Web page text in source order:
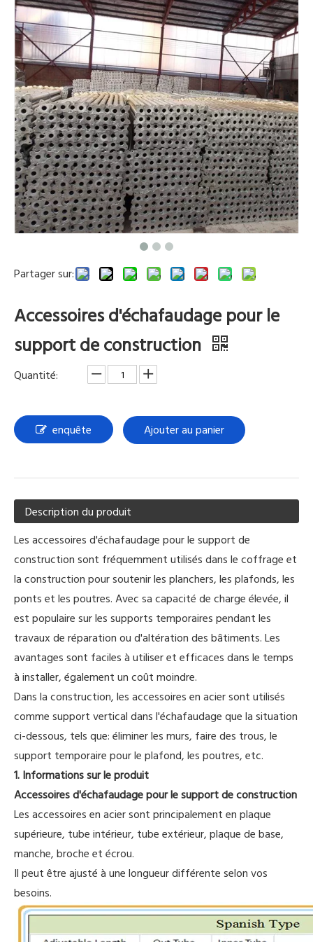
Partager sur:
Accessoires d'échafaudage pour le
support de construction
Quantité:
enquête Ajouter au panier
Description du produit
Les accessoires d'échafaudage pour le support de
construction sont fréquemment utilisés dans le coffrage et
la construction pour soutenir les planchers, les plafonds, les
ponts et les poutres. Avec sa capacité de charge élevée, il
est populaire sur les supports temporaires pendant les
travaux de réparation ou d'altération des bâtiments. Les
avantages sont faciles à utiliser et efficaces dans le temps
à installer, également un coût moindre.
Dans la construction, les accessoires en acier sont utilisés
comme support vertical dans l'échafaudage que la situation
ci-dessous, tels que: éliminer les murs, faire des trous, le
support temporaire pour le plafond, les poutres, etc.
1. Informations sur le produit
Accessoires d'échafaudage pour le support de construction
Les accessoires en acier sont principalement en plaque
supérieure, tube intérieur, tube extérieur, plaque de base,
manche, broche et écrou.
Il peut être ajusté à une longueur différente selon vos
besoins.